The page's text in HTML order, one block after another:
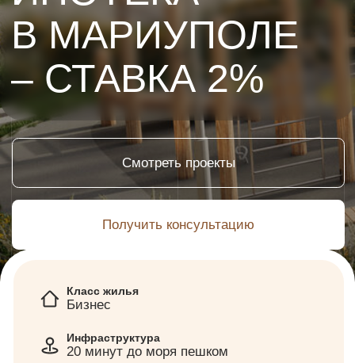
Инфраструктура
20 минут до моря пешком
Миклухо-Маклая 3 А
Класс энергоэффективности
КАК ВЫГОДНО